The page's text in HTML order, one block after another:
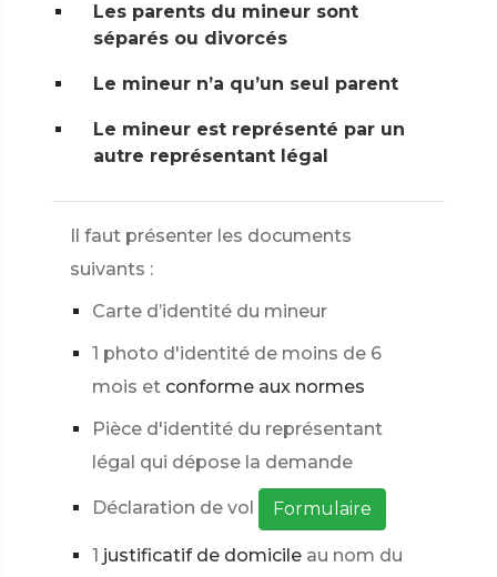
Les parents du mineur sont
séparés ou divorcés
Le mineur n’a qu’un seul parent
Le mineur est représenté par un
autre représentant légal
Il faut présenter les documents
suivants :
Carte d’identité du mineur
1 photo d'identité de moins de 6
mois et conforme aux normes
Pièce d'identité du représentant
légal qui dépose la demande
Déclaration de vol Formulaire
1 justificatif de domicile au nom du